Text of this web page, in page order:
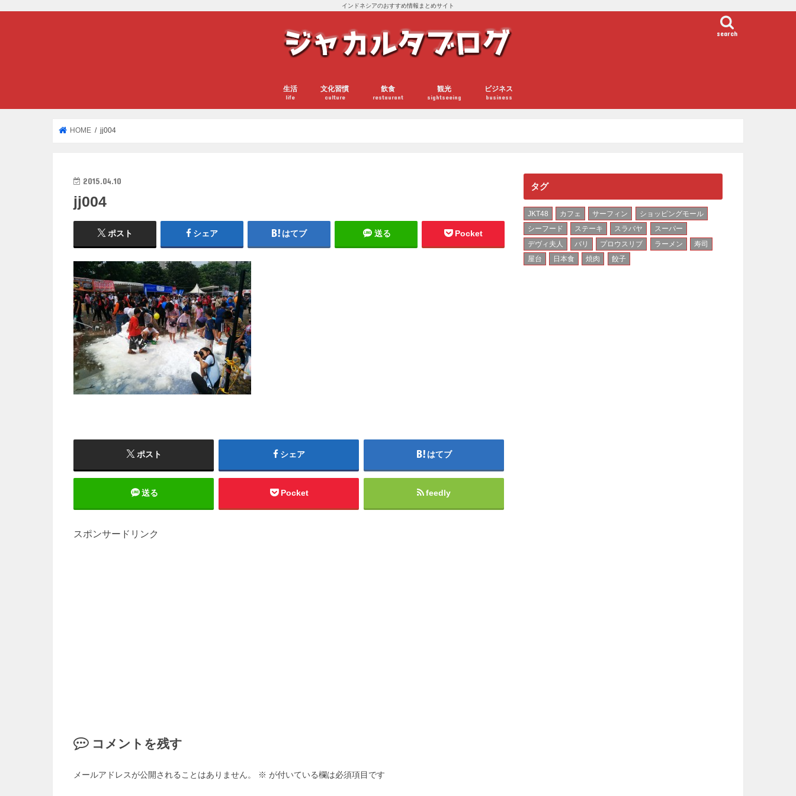
インドネシアのおすすめ情報まとめサイト
search
生活
life
文化習慣
culture
飲食
restaurant
観光
sightseeing
ビジネス
business
HOME jj004
2015.04.10
jj004
ポスト シェア はてブ 送る Pocket
ポスト シェア はてブ
送る Pocket feedly
スポンサードリンク
コメントを残す
メールアドレスが公開されることはありません。 ※ が付いている欄は必須項目です
タグ
JKT48 カフェ サーフィン
ショッピングモール
シーフード
ステーキ スラバヤ
スーパー
デヴィ夫人
バリ プロウスリブ ラーメン
寿司
屋台
日本食 焼肉 餃子